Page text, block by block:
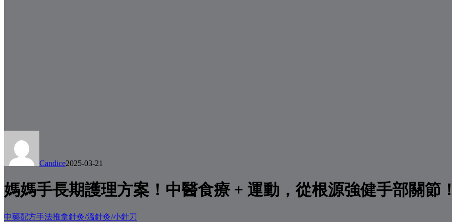
Candice2025-03-21
媽媽手長期護理方案！中醫食療 + 運動，從根源強健手部關節！
中藥配方手法推拿針灸/溫針灸/小針刀